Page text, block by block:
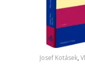
Josef Kotásek,